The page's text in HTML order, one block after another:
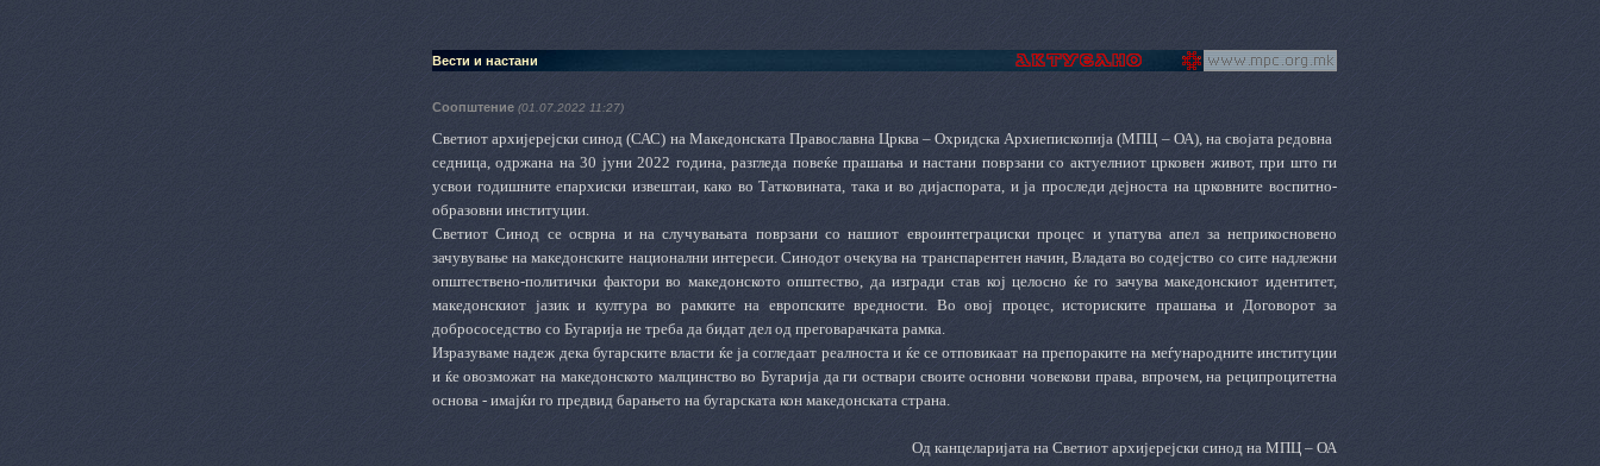
Вести и настани
Соопштeние (01.07.2022 11:27)
Светиот архијерејски синод (САС) на Македонската Православна Црква – Охридска Архиепископија (МПЦ – ОА), на својата редовна
седница, одржана на 30 јуни 2022 година, разгледа повеќе прашања и настани поврзани со актуелниот црковен живот, при што ги
усвои годишните епархиски извештаи, како во Татковината, така и во дијаспората, и ја проследи дејноста на црковните воспитно-
образовни институции.
Светиот Синод се осврна и на случувањата поврзани со нашиот евроинтеграциски процес и упатува апел за неприкосновено
зачувување на македонските национални интереси. Синодот очекува на транспарентен начин, Владата во содејство со сите надлежни
општествено-политички фактори во македонското општество, да изгради став кој целосно ќе го зачува македонскиот идентитет,
македонскиот јазик и култура во рамките на европските вредности. Во овој процес, историските прашања и Договорот за
добрососедство со Бугарија не треба да бидат дел од преговарачката рамка.
Изразуваме надеж дека бугарските власти ќе ја согледаат реалноста и ќе се отповикаат на препораките на меѓународните институции
и ќе овозможат на македонското малцинство во Бугарија да ги оствари своите основни човекови права, впрочем, на реципроцитетна
основа - имајќи го предвид барањето на бугарската кон македонската страна.
Од канцеларијата на Светиот архијерејски синод на МПЦ – ОА